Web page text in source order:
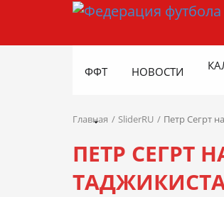
ФФТ НОВОСТИ
Главная SliderRU Петр Сегрт
ПЕТР СЕГРТ